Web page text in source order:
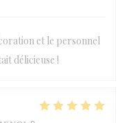
et le personnel
délicieuse !